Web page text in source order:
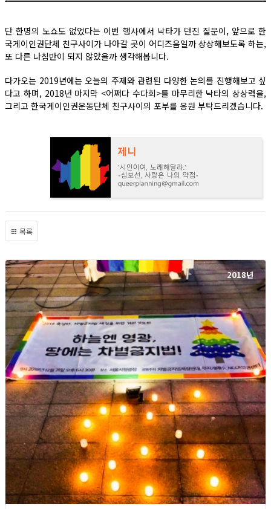
단 한명의 노쇼도 없었다는 이번 행사에서 낙타가 던진 질문이, 앞으로 한
국게이인권단체 친구사이가 나아갈 곳이 어디즈음일까 상상해보도록 하는,
또 다른 나침반이 되지 않았을까 생각해봅니다.
다가오는 2019년에는 오늘의 주제와 관련된 다양한 논의를 진행해보고 싶
다고 하며, 2018년 마지막 <어쩌다 수다회>를 마무리한 낙타의 상상력을,
그리고 한국게이인권운동단체 친구사이의 포부를 응원 부탁드리겠습니다.
목록
2018년